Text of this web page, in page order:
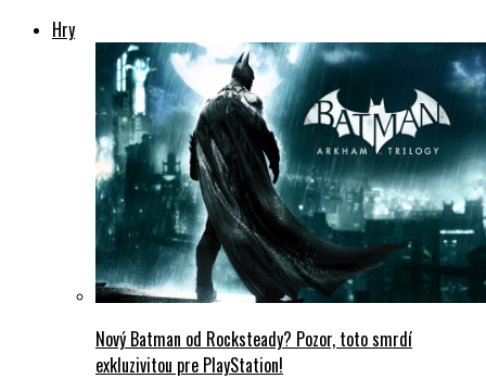
Hry
Nový Batman od Rocksteady? Pozor, toto smrdí
exkluzivitou pre PlayStation!